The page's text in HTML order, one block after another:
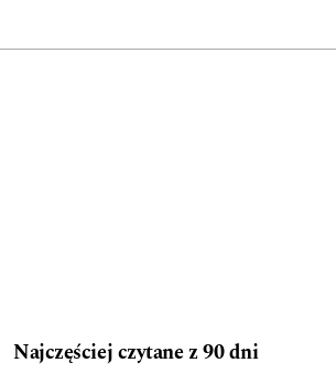
Najczęściej czytane z 90 dni